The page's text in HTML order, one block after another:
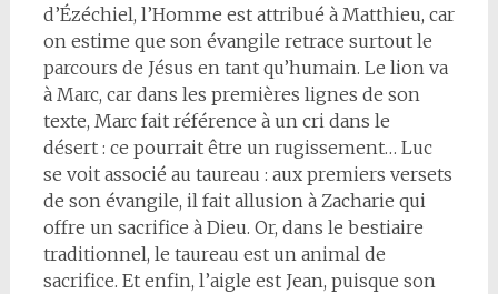
d’Ézéchiel, l’Homme est attribué à Matthieu, car
on estime que son évangile retrace surtout le
parcours de Jésus en tant qu’humain. Le lion va
à Marc, car dans les premières lignes de son
texte, Marc fait référence à un cri dans le
désert : ce pourrait être un rugissement… Luc
se voit associé au taureau : aux premiers versets
de son évangile, il fait allusion à Zacharie qui
offre un sacrifice à Dieu. Or, dans le bestiaire
traditionnel, le taureau est un animal de
sacrifice. Et enfin, l’aigle est Jean, puisque son